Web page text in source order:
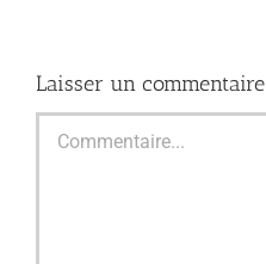
Laisser un commentaire